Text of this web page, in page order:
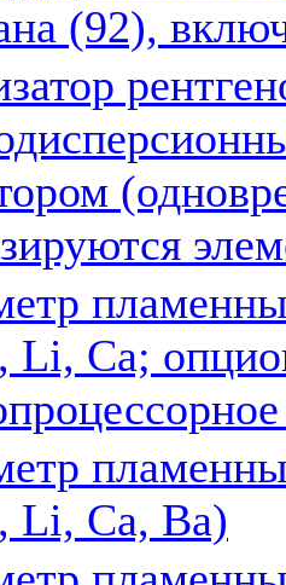
(92),
Li, Ca;
Li, Ca, Ba)